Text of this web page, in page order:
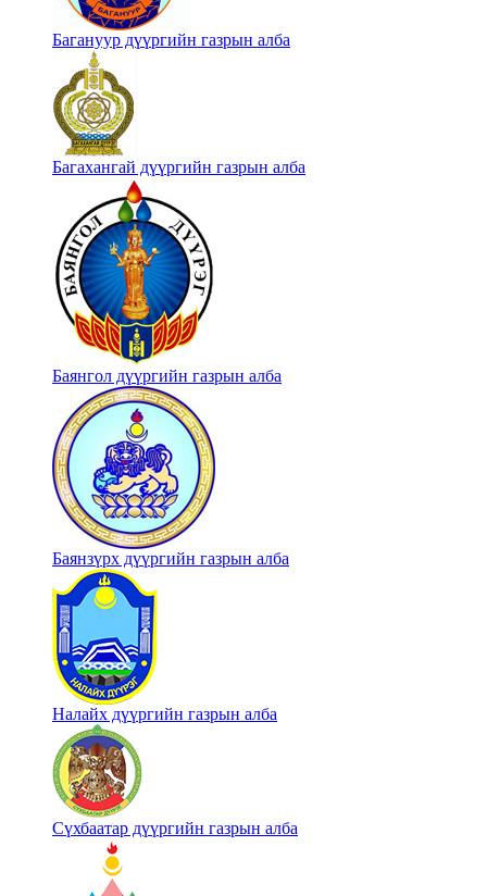
Багануур дүүргийн газрын алба
Багахангай дүүргийн газрын алба
Баянгол дүүргийн газрын алба
Баянзүрх дүүргийн газрын алба
Налайх дүүргийн газрын алба
Сүхбаатар дүүргийн газрын алба